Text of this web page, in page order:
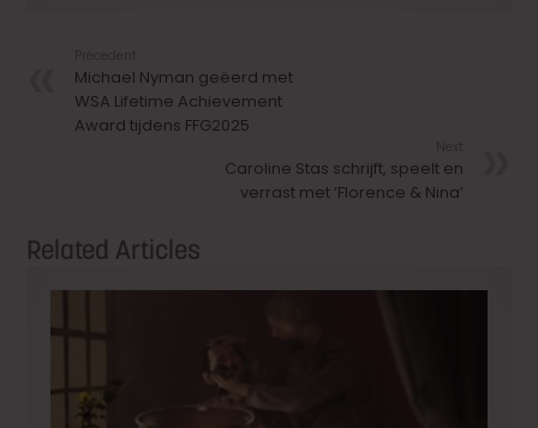
Michael Nyman geëerd met
WSA Lifetime Achievement
Award tijdens FFG2025
Caroline Stas schrijft, speelt en
verrast met ‘Florence & Nina’
Related Articles